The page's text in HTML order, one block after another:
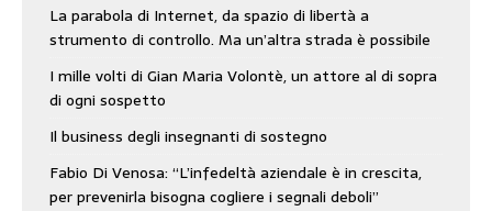
La parabola di Internet, da spazio di libertà a
strumento di controllo. Ma un’altra strada è possibile
I mille volti di Gian Maria Volontè, un attore al di sopra
di ogni sospetto
Il business degli insegnanti di sostegno
Fabio Di Venosa: “L’infedeltà aziendale è in crescita,
per prevenirla bisogna cogliere i segnali deboli”